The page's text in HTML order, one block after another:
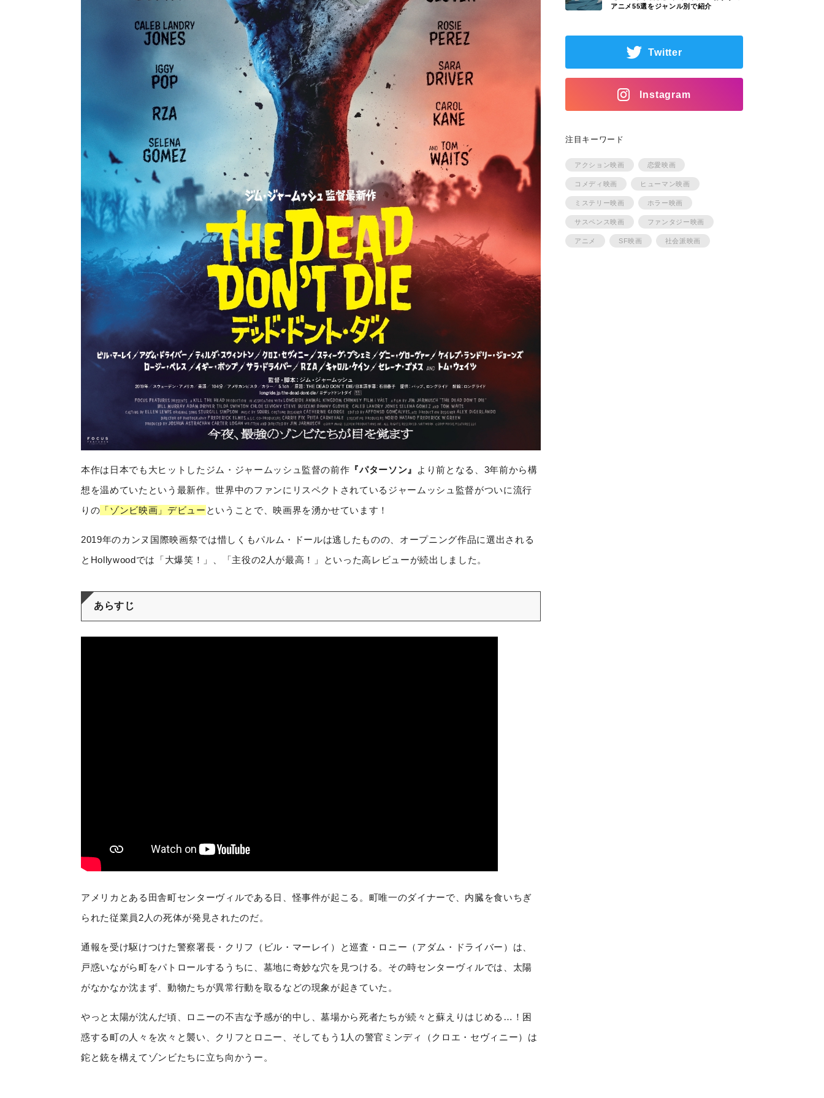
本作は日本でも大ヒットしたジム・ジャームッシュ監督の前作 『パターソン』
より前となる、3年前から構
想を温めていたという最新作。世界中のファンにリスペクトされているジャームッシュ監督がついに流行
りの 「ゾンビ映画」デビュー ということで、映画界を湧かせています！
2019年のカンヌ国際映画祭では惜しくもパルム・ドールは逃したものの、オープニング作品に選出される
とHollywoodでは「大爆笑！」、「主役の2人が最高！」といった高レビューが続出しました。
あらすじ
アメリカとある田舎町センターヴィルである日、怪事件が起こる。町唯一のダイナーで、内臓を食いちぎ
られた従業員2人の死体が発見されたのだ。
通報を受け駆けつけた警察署長・クリフ（ビル・マーレイ）と巡査・ロニー（アダム・ドライバー）は、
戸惑いながら町をパトロールするうちに、墓地に奇妙な穴を見つける。その時センターヴィルでは、太陽
がなかなか沈まず、動物たちが異常行動を取るなどの現象が起きていた。
やっと太陽が沈んだ頃、ロニーの不吉な予感が的中し、墓場から死者たちが続々と蘇えりはじめる…！困
惑する町の人々を次々と襲い、クリフとロニー、そしてもう1人の警官ミンディ（クロエ・セヴィニー）は
鉈と銃を構えてゾンビたちに立ち向かうー。
アニメ55選をジャンル別で紹介
Twitter
Instagram
注目キーワード
アクション映画 恋愛映画
コメディ映画 ヒューマン映画
ミステリー映画 ホラー映画
サスペンス映画 ファンタジー映画
アニメ SF映画 社会派映画